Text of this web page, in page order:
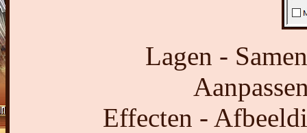
Lagen -
Effecten -